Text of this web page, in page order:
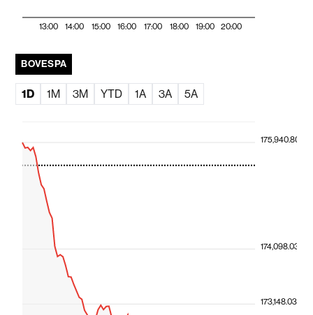
13:00 14:00 15:00 16:00 17:00 18:00 19:00 20:00
BOVESPA
1D 1M 3M YTD 1A 3A 5A
173,148.03
174,098.03
175,940.80